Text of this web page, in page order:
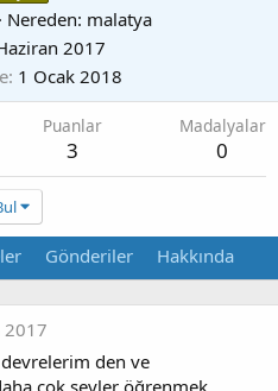
· Nereden: malatya
2017
1 Ocak 2018
Puanlar
3
Madalyalar
0
Gönderiler Hakkında
2017
den ve
çok şeyler öğrenmek